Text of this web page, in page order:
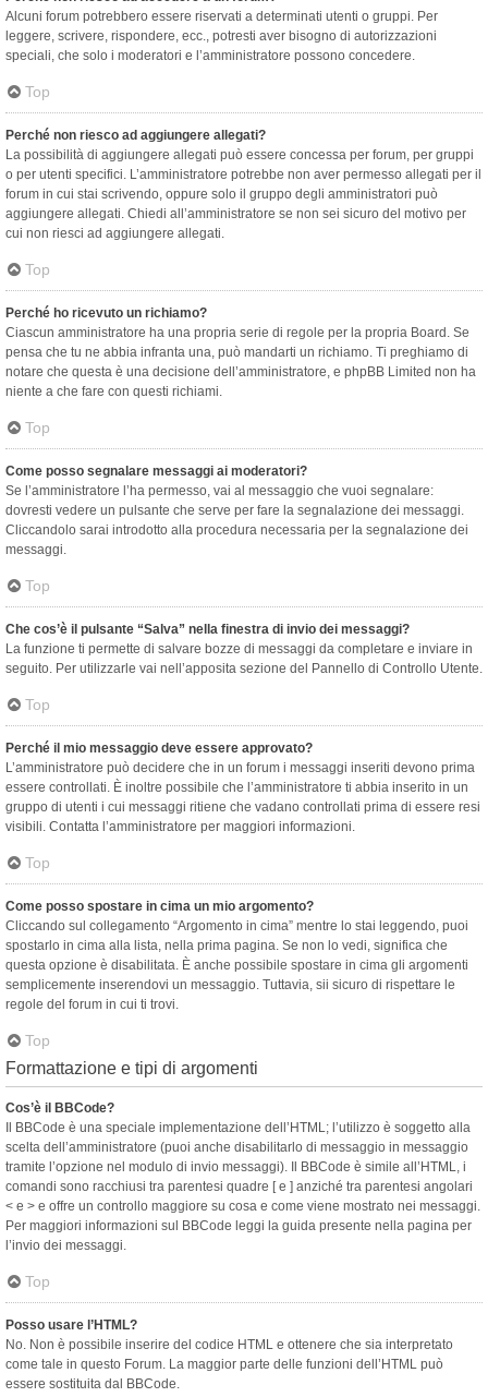
Alcuni forum potrebbero essere riservati a determinati utenti o gruppi. Per
leggere, scrivere, rispondere, ecc., potresti aver bisogno di autorizzazioni
speciali, che solo i moderatori e l’amministratore possono concedere.
Top
Perché non riesco ad aggiungere allegati?
La possibilità di aggiungere allegati può essere concessa per forum, per gruppi
o per utenti specifici. L’amministratore potrebbe non aver permesso allegati per il
forum in cui stai scrivendo, oppure solo il gruppo degli amministratori può
aggiungere allegati. Chiedi all’amministratore se non sei sicuro del motivo per
cui non riesci ad aggiungere allegati.
Top
Perché ho ricevuto un richiamo?
Ciascun amministratore ha una propria serie di regole per la propria Board. Se
pensa che tu ne abbia infranta una, può mandarti un richiamo. Ti preghiamo di
notare che questa è una decisione dell’amministratore, e phpBB Limited non ha
niente a che fare con questi richiami.
Top
Come posso segnalare messaggi ai moderatori?
Se l’amministratore l’ha permesso, vai al messaggio che vuoi segnalare:
dovresti vedere un pulsante che serve per fare la segnalazione dei messaggi.
Cliccandolo sarai introdotto alla procedura necessaria per la segnalazione dei
messaggi.
Top
Che cos’è il pulsante “Salva” nella finestra di invio dei messaggi?
La funzione ti permette di salvare bozze di messaggi da completare e inviare in
seguito. Per utilizzarle vai nell’apposita sezione del Pannello di Controllo Utente.
Top
Perché il mio messaggio deve essere approvato?
L’amministratore può decidere che in un forum i messaggi inseriti devono prima
essere controllati. È inoltre possibile che l’amministratore ti abbia inserito in un
gruppo di utenti i cui messaggi ritiene che vadano controllati prima di essere resi
visibili. Contatta l’amministratore per maggiori informazioni.
Top
Come posso spostare in cima un mio argomento?
Cliccando sul collegamento “Argomento in cima” mentre lo stai leggendo, puoi
spostarlo in cima alla lista, nella prima pagina. Se non lo vedi, significa che
questa opzione è disabilitata. È anche possibile spostare in cima gli argomenti
semplicemente inserendovi un messaggio. Tuttavia, sii sicuro di rispettare le
regole del forum in cui ti trovi.
Top
Formattazione e tipi di argomenti
Cos’è il BBCode?
Il BBCode è una speciale implementazione dell’HTML; l’utilizzo è soggetto alla
scelta dell’amministratore (puoi anche disabilitarlo di messaggio in messaggio
tramite l’opzione nel modulo di invio messaggi). Il BBCode è simile all’HTML, i
comandi sono racchiusi tra parentesi quadre [ e ] anziché tra parentesi angolari
< e > e offre un controllo maggiore su cosa e come viene mostrato nei messaggi.
Per maggiori informazioni sul BBCode leggi la guida presente nella pagina per
l’invio dei messaggi.
Top
Posso usare l’HTML?
No. Non è possibile inserire del codice HTML e ottenere che sia interpretato
come tale in questo Forum. La maggior parte delle funzioni dell’HTML può
essere sostituita dal BBCode.